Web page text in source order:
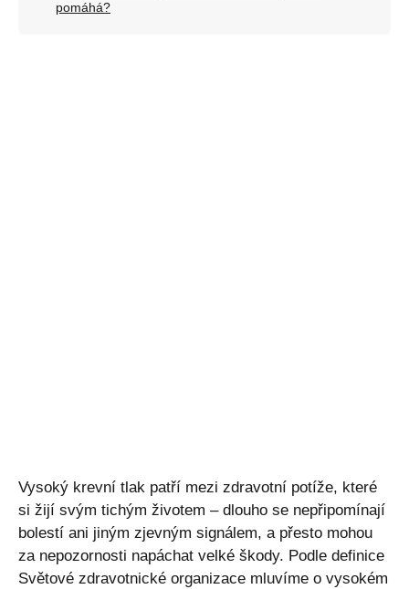
pomáhá?
Vysoký krevní tlak patří mezi zdravotní potíže, které
si žijí svým tichým životem – dlouho se nepřipomínají
bolestí ani jiným zjevným signálem, a přesto mohou
za nepozornosti napáchat velké škody. Podle definice
Světové zdravotnické organizace mluvíme o vysokém